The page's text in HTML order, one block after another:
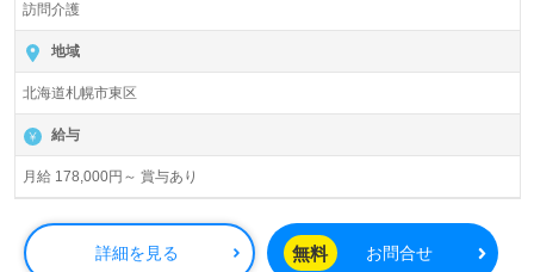
訪問介護
地域
北海道札幌市東区
給与
月給 178,000円～ 賞与あり
詳細を見る 無料 お問合せ